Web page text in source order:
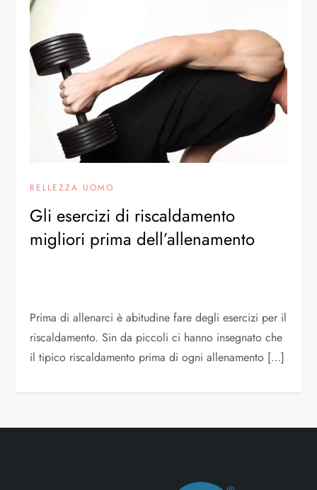
BELLEZZA UOMO
Gli esercizi di riscaldamento
migliori prima dell’allenamento
Prima di allenarci è abitudine fare degli esercizi per il
riscaldamento. Sin da piccoli ci hanno insegnato che
il tipico riscaldamento prima di ogni allenamento […]